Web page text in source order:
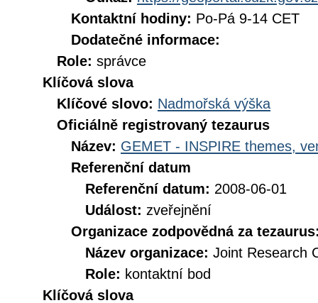
Kontaktní hodiny: Po-Pá 9-14 CET
Dodatečné informace:
Role: správce
Klíčová slova
Klíčové slovo: Nadmořská výška
Oficiálně registrovaný tezaurus
Název: GEMET - INSPIRE themes,
Referenční datum
Referenční datum: 2008-06-01
Událost: zveřejnění
Organizace zodpovědná za
Název organizace: Joint Research
Role: kontaktní bod
Klíčová slova